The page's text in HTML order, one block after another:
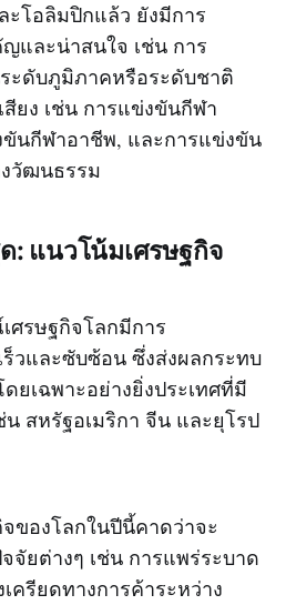
โอลิมปิกแล้ว ยังมีการ
และน่าสนใจ เช่น การ
ะดับภูมิภาคหรือระดับชาติ
ยง เช่น การแข่งขันกีฬา
นกีฬาอาชีพ, และการแข่งขัน
วัฒนธรรม
: แนวโน้มเศรษฐกิจ
ศรษฐกิจโลกมีการ
ร็วและซับซ้อน ซึ่งส่งผลกระทบ
ยเฉพาะอย่างยิ่งประเทศที่มี
สหรัฐอเมริกา จีน และยุโรป
ของโลกในปีนี้คาดว่าจะ
จัยต่างๆ เช่น การแพร่ระบาด
ครียดทางการค้าระหว่าง